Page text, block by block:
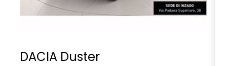
volante multifunzione
DACIA Duster